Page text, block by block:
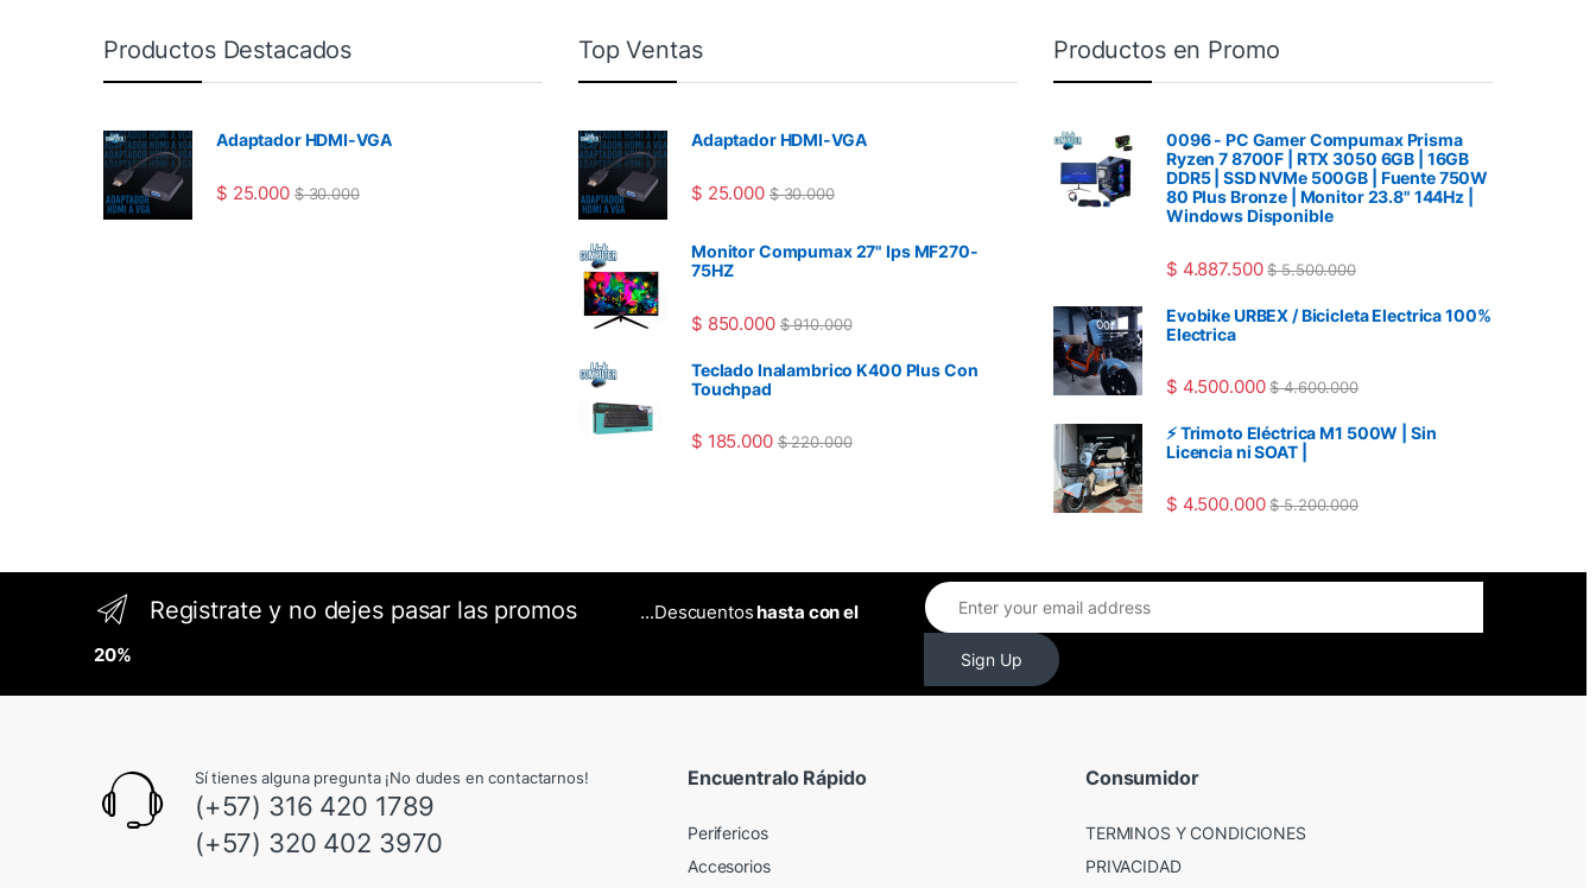
Productos Destacados
Adaptador HDMI-VGA
$ 25.000 $30.000
Top Ventas
Adaptador HDMI-VGA
$ 25.000 $30.000
Monitor Compumax 27" Ips MF270-
75HZ
$ 850.000 $910.000
Teclado Inalambrico K400 Plus Con
Touchpad
$ 185.000 $220.000
Productos en Promo
0096 - PC Gamer Compumax Prisma
Ryzen 7 8700F | RTX 3050 6GB | 16GB
DDR5 | SSD NVMe 500GB | Fuente 750W
80 Plus Bronze | Monitor 23.8" 144Hz |
Windows Disponible
$ 4.887.500 $5.500.000
Evobike URBEX / Bicicleta Electrica 100%
Electrica
$ 4.500.000 $4.600.000
⚡ Trimoto Eléctrica M1 500W | Sin
Licencia ni SOAT |
$ 4.500.000 $5.200.000
Registrate y no dejes pasar las promos ...Descuentoshasta con el
20%
Sign Up
Sí tienes alguna pregunta ¡No dudes en contactarnos!
(+57) 316 420 1789
(+57) 320 402 3970
Encuentralo Rápido
Perifericos
Accesorios
Consumidor
TERMINOS Y CONDICIONES
PRIVACIDAD